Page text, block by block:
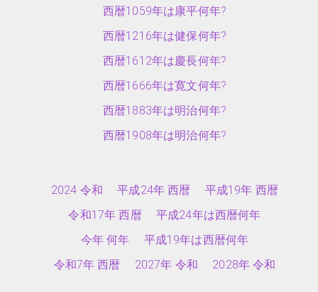
西暦1059年は康平何年?
西暦1216年は健保何年?
西暦1612年は慶長何年?
西暦1666年は寛文何年?
西暦1883年は明治何年?
西暦1908年は明治何年?
2024 令和 平成24年 西暦
平成19年 西暦
令和17年 西暦
平成24年は西暦何年
今年 何年
平成19年は西暦何年
令和7年 西暦
2027年 令和 2028年 令和